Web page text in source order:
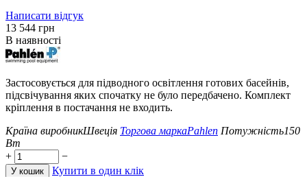
Написати відгук
‍13 544‍ грн
В наявності
Застосовується для підводного освітлення готових басейнів,
підсвічування яких спочатку не було передбачено. Комплект
кріплення в постачання не входить.
Країна виробникШвеція Торгова маркаPahlen Потужність150
Вт
+
−
У кошик
Купити в один клік